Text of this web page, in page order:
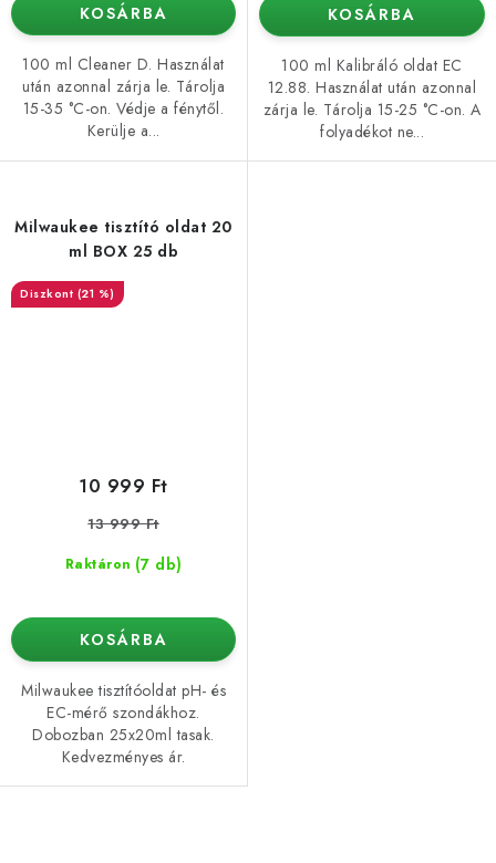
KOSÁRBA
100 ml Cleaner D. Használat
után azonnal zárja le. Tárolja
15-35 °C-on. Védje a fénytől.
Kerülje a...
KOSÁRBA
100 ml Kalibráló oldat EC
12.88. Használat után azonnal
zárja le. Tárolja 15-25 °C-on. A
folyadékot ne...
Milwaukee tisztító oldat 20
ml BOX 25 db
(21 %)
Raktáron (7 db)
10 999 Ft
13 999 Ft
KOSÁRBA
Milwaukee tisztítóoldat pH- és
EC-mérő szondákhoz.
Dobozban 25x20ml tasak.
Kedvezményes ár.